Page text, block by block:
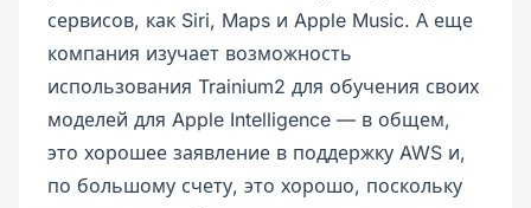
сервисов, как Siri, Maps и Apple Music. А еще
компания изучает возможность
использования Trainium2 для обучения своих
моделей для Apple Intelligence — в общем,
это хорошее заявление в поддержку AWS и,
по большому счету, это хорошо, поскольку